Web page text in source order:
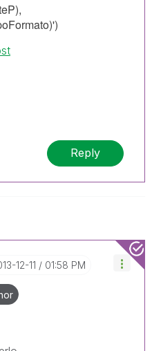
Reply
12-11 01:58 PM